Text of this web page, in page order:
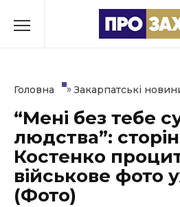
до
Культура
Освіта
Події
Головна » Закарпатські
“Мені без тебе
людства”:
Костенко
військове фото
(Фото)